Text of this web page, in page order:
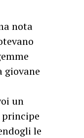
nota
giovane
un
le